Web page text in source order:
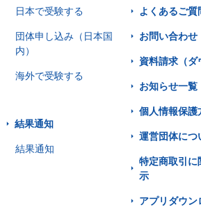
日本で受験する
団体申し込み（日本国
内）
海外で受験する
結果通知
結果通知
よくあるご質
お問い合わせ
資料請求（ダ
お知らせ一覧
個人情報保護
運営団体につ
特定商取引に
示
アプリダウン